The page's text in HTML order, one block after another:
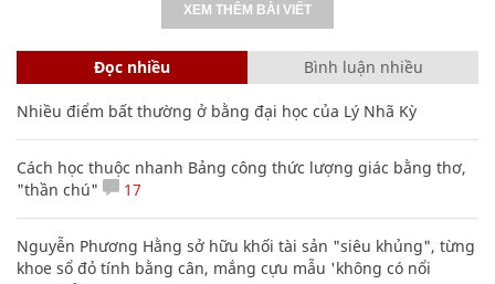
XEM THÊM BÀI VIẾT
Đọc nhiều Bình luận nhiều
Nhiều điểm bất thường ở bằng đại học của Lý Nhã Kỳ
Cách học thuộc nhanh Bảng công thức lượng giác bằng thơ,
"thần chú"
17
Nguyễn Phương Hằng sở hữu khối tài sản "siêu khủng", từng
khoe sổ đỏ tính bằng cân, mắng cựu mẫu 'không có nổi